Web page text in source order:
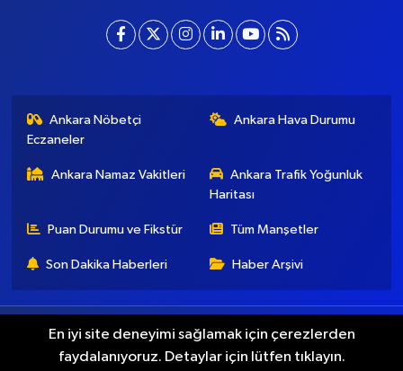
Ankara Nöbetçi
Eczaneler
Ankara Hava Durumu
Ankara Namaz Vakitleri
Ankara Trafik Yoğunluk
Haritası
Puan Durumu ve Fikstür Tüm Manşetler
Son Dakika Haberleri Haber Arşivi
Künye İletişim Gizlilik Koşulları
En iyi site deneyimi sağlamak için çerezlerden
faydalanıyoruz. Detaylar için lütfen tıklayın.